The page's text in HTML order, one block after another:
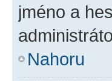
jméno a
Nahoru